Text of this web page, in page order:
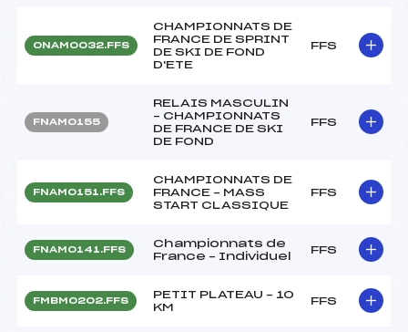
ONAM0032.FFS
CHAMPIONNATS DE
FRANCE DE SPRINT
DE SKI DE FOND
D'ETE
FFS
FNAM0155
RELAIS MASCULIN
– CHAMPIONNATS
DE FRANCE DE SKI
DE FOND
FFS
FNAM0151.FFS
CHAMPIONNATS DE
FRANCE – MASS
START CLASSIQUE
FFS
FNAM0141.FFS
Championnats de
France – Individuel
FFS
FMBM0202.FFS
PETIT PLATEAU – 10
KM
FFS